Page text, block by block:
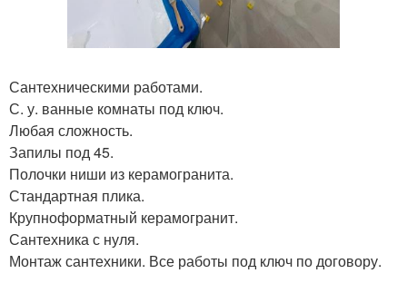
Сантехническими работами.
С. у. ванные комнаты под ключ.
Любая сложность.
Запилы под 45.
Полочки ниши из керамогранита.
Стандартная плика.
Крупноформатный керамогранит.
Сантехника с нуля.
Монтаж сантехники. Все работы под ключ по договору.